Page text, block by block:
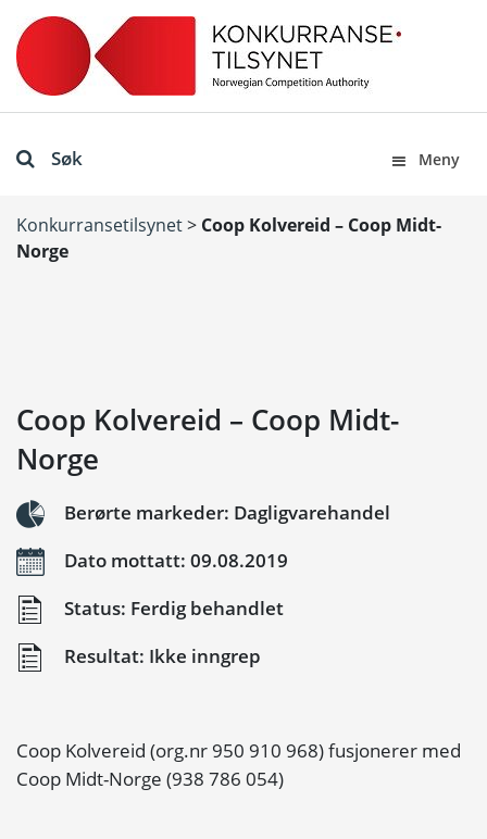
Søk Meny
Konkurransetilsynet> Coop Kolvereid – Coop Midt-
Norge
Coop Kolvereid – Coop Midt-
Norge
Berørte markeder: Dagligvarehandel
Dato mottatt: 09.08.2019
Status: Ferdig behandlet
Resultat: Ikke inngrep
Coop Kolvereid (org.nr 950 910 968) fusjonerer med
Coop Midt-Norge (938 786 054)